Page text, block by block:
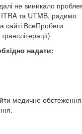
не виникало
ITRA та UTMB, радимо
сайті ВсеПробеги
надати:
медичне обстеження